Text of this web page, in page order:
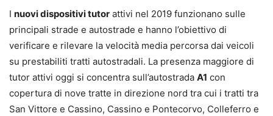
I nuovi dispositivi tutor attivi nel 2019 funzionano sulle
principali strade e autostrade e hanno l’obiettivo di
verificare e rilevare la velocità media percorsa dai veicoli
su prestabiliti tratti autostradali. La presenza maggiore di
tutor attivi oggi si concentra sull’autostrada A1 con
copertura di nove tratte in direzione nord tra cui i tratti tra
San Vittore e Cassino, Cassino e Pontecorvo, Colleferro e